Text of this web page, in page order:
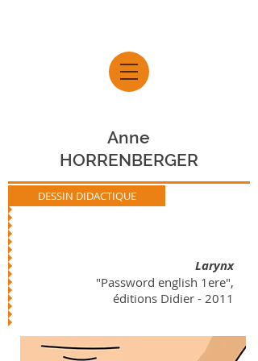
Anne
HORRENBERGER
DESSIN DIDACTIQUE
Larynx
"Password english 1ere",
éditions Didier - 2011